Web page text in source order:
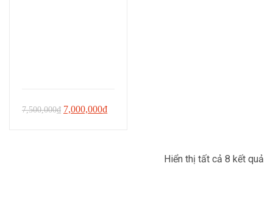
7,500,000₫ Giá
7,000,000₫Giá
Hiển thị tất cả 8 kết quả